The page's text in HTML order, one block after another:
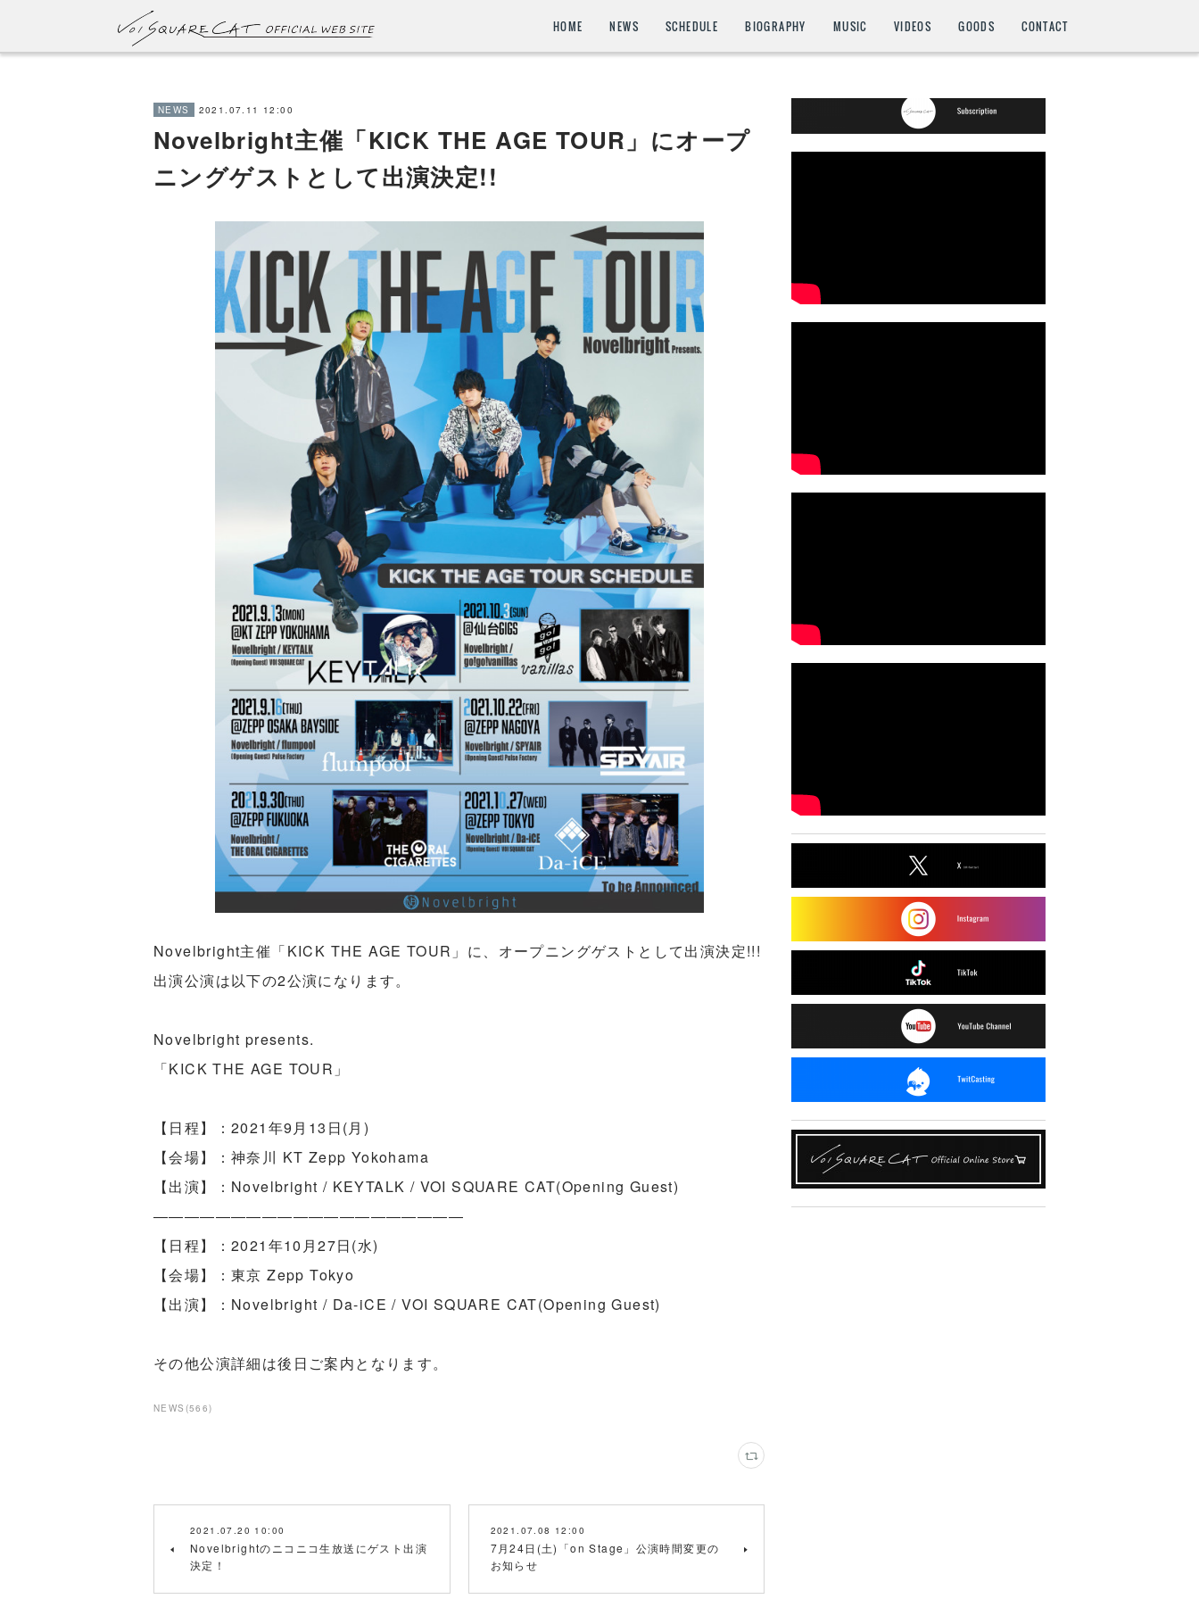
HOME NEWS SCHEDULE BIOGRAPHY MUSIC VIDEOS GOODS CONTACT
NEWS 2021.07.11 12:00
Novelbright主催「KICK THE AGE TOUR」にオープ
ニングゲストとして出演決定!!
Novelbright主催「KICK THE AGE TOUR」に、オープニングゲストとして出演決定!!!
出演公演は以下の2公演になります。
Novelbright presents.
「KICK THE AGE TOUR」
【日程】：2021年9月13日(月)
【会場】：神奈川 KT Zepp Yokohama
【出演】：Novelbright / KEYTALK / VOI SQUARE CAT(Opening Guest)
――――――――――――――――――――
【日程】：2021年10月27日(水)
【会場】：東京 Zepp Tokyo
【出演】：Novelbright / Da-iCE / VOI SQUARE CAT(Opening Guest)
その他公演詳細は後日ご案内となります。
NEWS (566)
2021.07.20 10:00
Novelbrightのニコニコ生放送にゲスト出演
決定！
2021.07.08 12:00
7月24日(土)「on Stage」公演時間変更の
お知らせ